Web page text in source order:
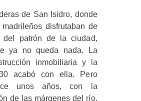
de San Isidro, donde
disfrutaban de
del patrón de la ciudad,
ya no queda nada. La
inmobiliaria y la
acabó con ella. Pero
unos años, con la
de las márgenes del río,